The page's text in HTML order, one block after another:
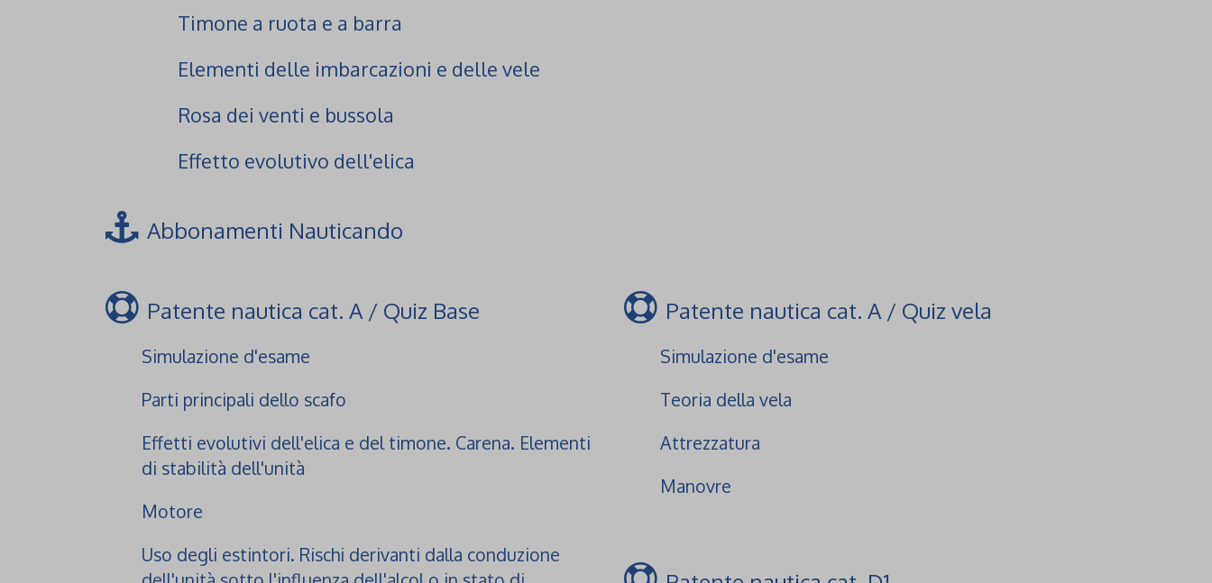
Timone a ruota e a barra
Elementi delle imbarcazioni e delle vele
Rosa dei venti e bussola
Effetto evolutivo dell'elica
Abbonamenti Nauticando
Patente nautica cat. A / Quiz Base
Simulazione d'esame
Parti principali dello scafo
Effetti evolutivi dell'elica e del timone. Carena. Elementi
di stabilità dell'unità
Motore
Uso degli estintori. Rischi derivanti dalla conduzione
Patente nautica cat. A / Quiz vela
Simulazione d'esame
Teoria della vela
Attrezzatura
Manovre